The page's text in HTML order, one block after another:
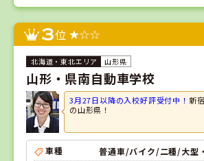
3位
山形県
山形・県南自動車学校
3月27日以降の入校好評受付中！ 新
の山形県！
車種
普通車/バイク/二種/大型